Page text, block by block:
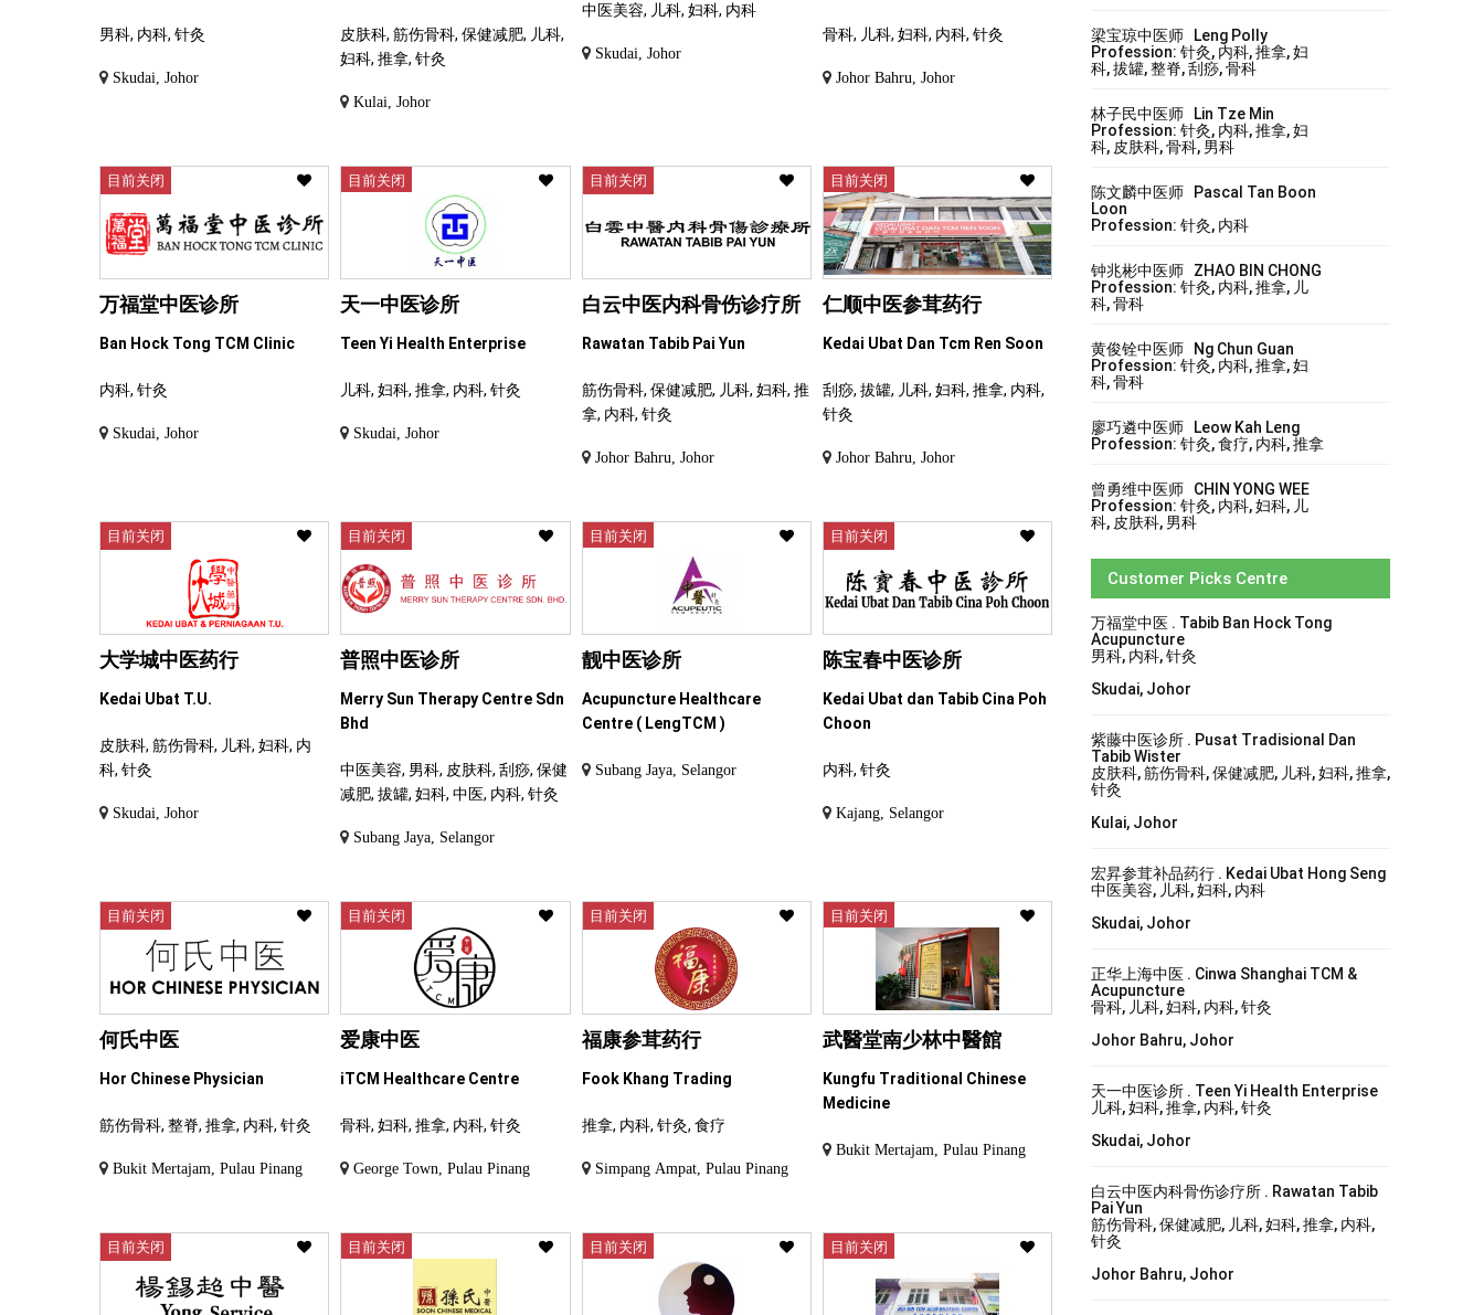
男科, 内科, 针灸
Skudai, Johor
皮肤科, 筋伤骨科, 保健减肥, 儿科,
妇科, 推拿, 针灸
Kulai, Johor
中医美容, 儿科, 妇科, 内科
Skudai, Johor
骨科, 儿科, 妇科, 内科, 针灸
Johor Bahru, Johor
目前关闭
万福堂中医诊所
Ban Hock Tong TCM Clinic
内科, 针灸
Skudai, Johor
目前关闭
天一中医诊所
Teen Yi Health Enterprise
儿科, 妇科, 推拿, 内科, 针灸
Skudai, Johor
目前关闭
白云中医内科骨伤诊疗所
Rawatan Tabib Pai Yun
筋伤骨科, 保健减肥, 儿科, 妇科, 推
拿, 内科, 针灸
Johor Bahru, Johor
目前关闭
仁顺中医参茸药行
Kedai Ubat Dan Tcm Ren Soon
刮痧, 拔罐, 儿科, 妇科, 推拿, 内科,
针灸
Johor Bahru, Johor
目前关闭
大学城中医药行
Kedai Ubat T.U.
皮肤科, 筋伤骨科, 儿科, 妇科, 内
科, 针灸
Skudai, Johor
目前关闭
普照中医诊所
Merry Sun Therapy Centre Sdn
Bhd
中医美容, 男科, 皮肤科, 刮痧, 保健
减肥, 拔罐, 妇科, 中医, 内科, 针灸
Subang Jaya, Selangor
目前关闭
靓中医诊所
Acupuncture Healthcare
Centre ( LengTCM )
Subang Jaya, Selangor
目前关闭
陈宝春中医诊所
Kedai Ubat dan Tabib Cina Poh
Choon
内科, 针灸
Kajang, Selangor
目前关闭
何氏中医
Hor Chinese Physician
筋伤骨科, 整脊, 推拿, 内科, 针灸
Bukit Mertajam, Pulau Pinang
目前关闭
爱康中医
iTCM Healthcare Centre
骨科, 妇科, 推拿, 内科, 针灸
George Town, Pulau Pinang
目前关闭
福康参茸药行
Fook Khang Trading
推拿, 内科, 针灸, 食疗
Simpang Ampat, Pulau Pinang
目前关闭
武醫堂南少林中醫館
Kungfu Traditional Chinese
Medicine
Bukit Mertajam, Pulau Pinang
目前关闭 目前关闭 目前关闭 目前关闭
梁宝琼中医师 Leng Polly
Profession: 针灸, 内科, 推拿, 妇
科, 拔罐, 整脊, 刮痧, 骨科
林子民中医师 Lin Tze Min
Profession: 针灸, 内科, 推拿, 妇
科, 皮肤科, 骨科, 男科
陈文麟中医师 Pascal Tan Boon
Loon
Profession: 针灸, 内科
钟兆彬中医师 ZHAO BIN CHONG
Profession: 针灸, 内科, 推拿, 儿
科, 骨科
黄俊铨中医师 Ng Chun Guan
Profession: 针灸, 内科, 推拿, 妇
科, 骨科
廖巧遴中医师 Leow Kah Leng
Profession: 针灸, 食疗, 内科, 推拿
曾勇维中医师 CHIN YONG WEE
Profession: 针灸, 内科, 妇科, 儿
科, 皮肤科, 男科
Customer Picks Centre
万福堂中医 . Tabib Ban Hock Tong
Acupuncture
男科, 内科, 针灸
Skudai, Johor
紫藤中医诊所 . Pusat Tradisional Dan
Tabib Wister
皮肤科, 筋伤骨科, 保健减肥, 儿科, 妇科, 推拿,
针灸
Kulai, Johor
宏昇参茸补品药行 . Kedai Ubat Hong Seng
中医美容, 儿科, 妇科, 内科
Skudai, Johor
正华上海中医 . Cinwa Shanghai TCM &
Acupuncture
骨科, 儿科, 妇科, 内科, 针灸
Johor Bahru, Johor
天一中医诊所 . Teen Yi Health Enterprise
儿科, 妇科, 推拿, 内科, 针灸
Skudai, Johor
白云中医内科骨伤诊疗所 . Rawatan Tabib
Pai Yun
筋伤骨科, 保健减肥, 儿科, 妇科, 推拿, 内科,
针灸
Johor Bahru, Johor